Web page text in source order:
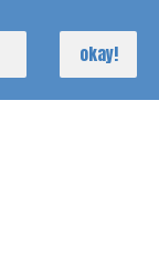
okay!